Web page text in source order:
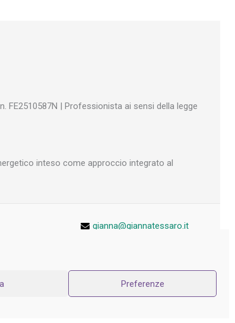
Preferenze
FE2510587N | Professionista ai sensi della legge
inteso come approccio integrato al
gianna@giannatessaro.it